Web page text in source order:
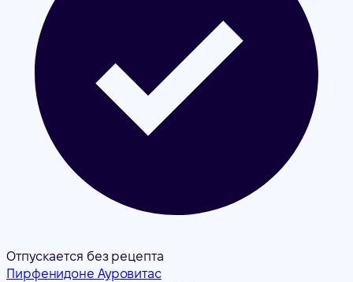
Отпускается без рецепта
Пирфенидоне Ауровитас